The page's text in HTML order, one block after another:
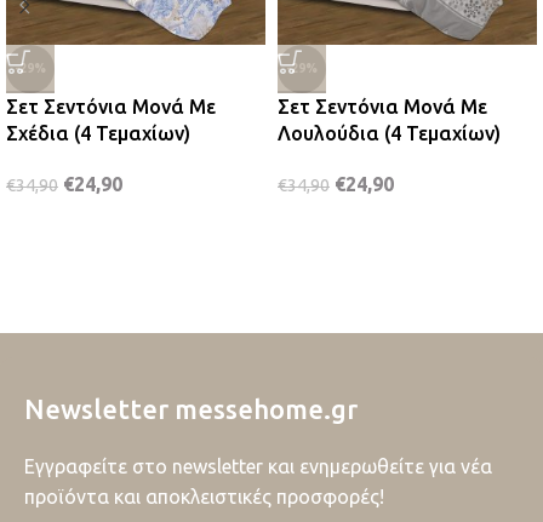
-29%
Σετ Σεντόνια Μονά Με
Σχέδια (4 Τεμαχίων)
€34,90 €24,90
-29%
Σετ Σεντόνια Μονά Με
Λουλούδια (4 Τεμαχίων)
€34,90 €24,90
Newsletter messehome.gr
Εγγραφείτε στο newsletter και ενημερωθείτε για νέα
προϊόντα και αποκλειστικές προσφορές!